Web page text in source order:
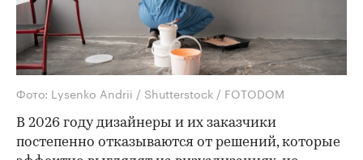
Фото: Lysenko Andrii / Shutterstock / FOTODOM
В 2026 году дизайнеры и их заказчики
постепенно отказываются от решений, которые